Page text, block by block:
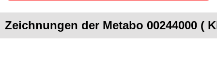
Zeichnungen der Metabo 00244000 (